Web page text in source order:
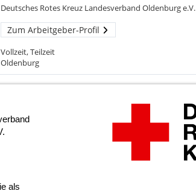
Deutsches Rotes Kreuz Landesverband Oldenburg e.V.
Zum Arbeitgeber-Profil
Vollzeit, Teilzeit
Oldenburg